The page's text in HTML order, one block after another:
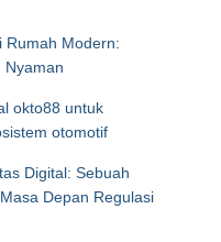
Rumah Modern:
Nyaman
okto88 untuk
otomotif
Digital: Sebuah
Depan Regulasi